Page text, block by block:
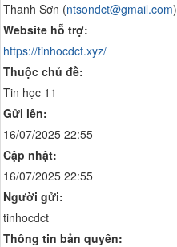
Thanh Sơn (ntsondct@gmail.com)
Website hỗ trợ:
https://tinhocdct.xyz/
Thuộc chủ đề:
Tin học 11
Gửi lên:
16/07/2025 22:55
Cập nhật:
16/07/2025 22:55
Người gửi:
tinhocdct
Thông tin bản quyền: